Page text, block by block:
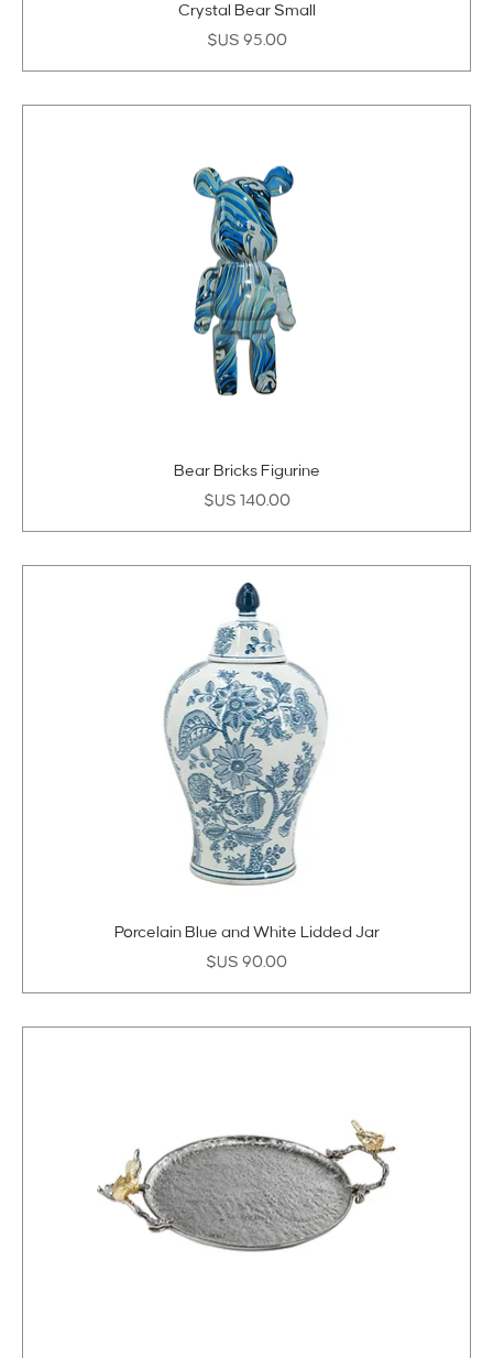
Crystal Bear Small
السعر‏95.00 US$
Bear Bricks Figurine
السعر‏140.00 US$
Porcelain Blue and White Lidded Jar
السعر